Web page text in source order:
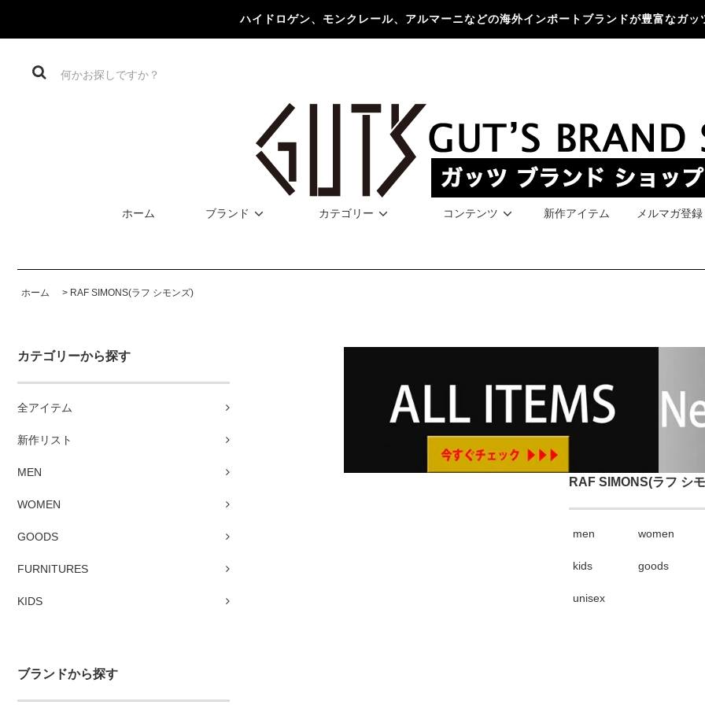
ハイドロゲン、モンクレール、アルマーニなどの海外インポートブランドが豊富なガッ
ホーム ブランド カテゴリー コンテンツ 新作アイテム メルマガ登
ホーム > RAF SIMONS(ラフ シモンズ)
カテゴリーから探す
全アイテム
新作リスト
MEN
WOMEN
GOODS
FURNITURES
KIDS
ブランドから探す
RAF SIMONS(ラフ シ
men women
kids goods
unisex